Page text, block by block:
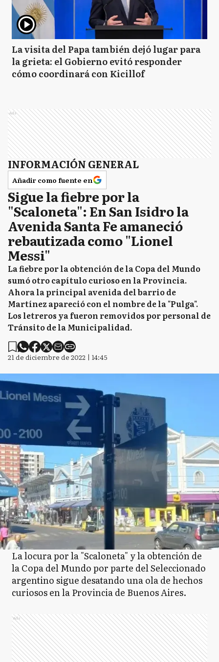
La visita del Papa también dejó lugar para
la grieta: el Gobierno evitó responder
cómo coordinará con Kicillof
Ads
INFORMACIÓN GENERAL
Añadir como fuente en
Sigue la fiebre por la
"Scaloneta": En San Isidro la
Avenida Santa Fe amaneció
rebautizada como "Lionel
Messi"
La fiebre por la obtención de la Copa del Mundo
sumó otro capítulo curioso en la Provincia.
Ahora la principal avenida del barrio de
Martínez apareció con el nombre de la "Pulga".
Los letreros ya fueron removidos por personal de
Tránsito de la Municipalidad.
21 de diciembre de 2022 | 14:45
La locura por la "Scaloneta" y la obtención de
la Copa del Mundo por parte del Seleccionado
argentino sigue desatando una ola de hechos
curiosos en la Provincia de Buenos Aires.
Ads